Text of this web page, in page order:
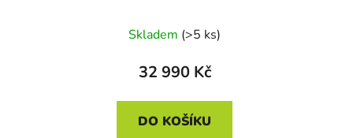
Skladem (>5 ks)
32 990 Kč
DO KOŠÍKU